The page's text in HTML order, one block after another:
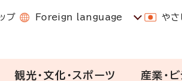
プ Foreign language や
観光・文化・スポーツ 産業・